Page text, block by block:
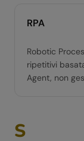
RPA
Robotic
ripetitivi
Agent, non
S